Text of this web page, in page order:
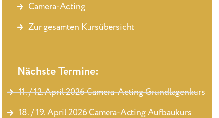
Camera-Acting
Zur gesamten Kursübersicht
Nächste Termine:
11. / 12. April 2026 Camera-Acting Grundlagenkurs
18. / 19. April 2026 Camera-Acting Aufbaukurs